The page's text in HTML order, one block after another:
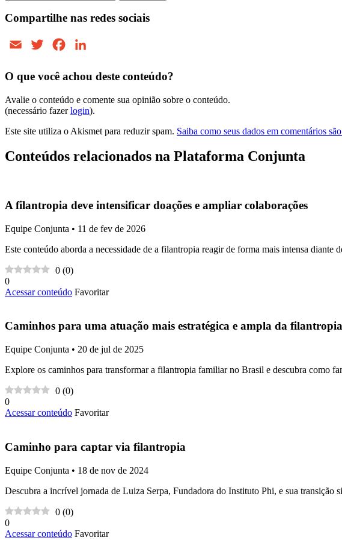
Compartilhe nas redes sociais
Email Twitter Facebook
O que você achou deste conteúdo?
Avalie o conteúdo e comente sua opinião sobre o conteúdo.
(necessário fazerlogin).
Este site utiliza o Akismet para reduzir spam. Saiba como seus dados em comentários
Conteúdos relacionados na Plataforma Conjunta
A filantropia deve intensificar doações e ampliar colaborações
Equipe Conjunta • 11 de fev de 2026
Este conteúdo aborda a necessidade de a filantropia reagir de forma mais intensa diante
0 (0)
0
Acessar conteúdo Favoritar
Caminhos para uma atuação mais estratégica e ampla da
Equipe Conjunta • 20 de jul de 2025
Explore os caminhos para transformar a filantropia familiar no Brasil e descubra como
0 (0)
0
Acessar conteúdo Favoritar
Caminho para captar via filantropia
Equipe Conjunta • 18 de nov de 2024
Descubra a incrível jornada de Luiza Serpa, Fundadora do Instituto Phi, e sua
0 (0)
0
Acessar conteúdo Favoritar